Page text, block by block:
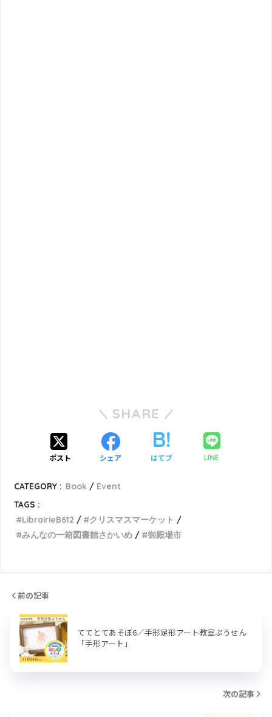
SHARE
ポスト シェア はてブ LINE
CATEGORY : Book
Event
TAGS :
LibrairieB612
クリスマスマーケット
みんなの一箱図書館さかいめ
御殿場市
前の記事
ててとてあそぼ6／手形足形アート教室ぷうせん
「手形アート」
次の記事